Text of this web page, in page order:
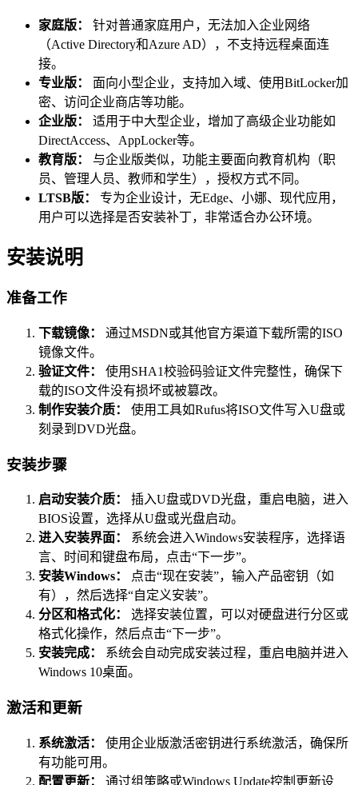
家庭版：
针对普通家庭用户，无法加入企业网络
（Active Directory和Azure AD），不支持远程桌面连
接。
专业版：
面向小型企业，支持加入域、使用BitLocker加
密、访问企业商店等功能。
企业版：
适用于中大型企业，增加了高级企业功能如
DirectAccess、AppLocker等。
教育版：
与企业版类似，功能主要面向教育机构（职
员、管理人员、教师和学生），授权方式不同。
LTSB版：
专为企业设计，无Edge、小娜、现代应用，
用户可以选择是否安装补丁，非常适合办公环境。
安装说明
准备工作
下载镜像：
通过MSDN或其他官方渠道下载所需的ISO
镜像文件。
验证文件：
使用SHA1校验码验证文件完整性，确保下
载的ISO文件没有损坏或被篡改。
制作安装介质：
使用工具如Rufus将ISO文件写入U盘或
刻录到DVD光盘。
安装步骤
启动安装介质：
插入U盘或DVD光盘，重启电脑，进入
BIOS设置，选择从U盘或光盘启动。
进入安装界面：
系统会进入Windows安装程序，选择语
言、时间和键盘布局，点击“下一步”。
安装Windows：
点击“现在安装”，输入产品密钥（如
有），然后选择“自定义安装”。
分区和格式化：
选择安装位置，可以对硬盘进行分区或
格式化操作，然后点击“下一步”。
安装完成：
系统会自动完成安装过程，重启电脑并进入
Windows 10桌面。
激活和更新
系统激活：
使用企业版激活密钥进行系统激活，确保所
有功能可用。
配置更新：
通过组策略或Windows Update控制更新设